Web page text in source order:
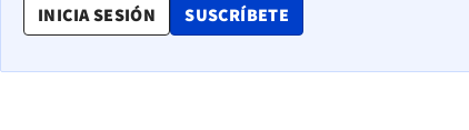
INICIA SESIÓN SUSCRÍBETE
OPENS IN NEW WINDOW